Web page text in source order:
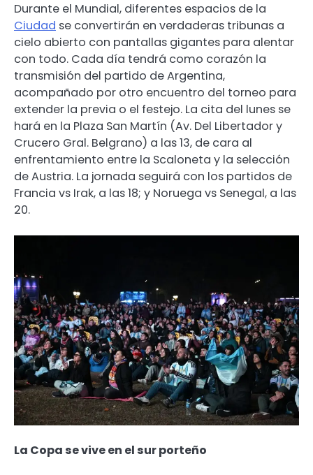
Durante el Mundial, diferentes espacios de la
Ciudad se convertirán en verdaderas tribunas a
cielo abierto con pantallas gigantes para alentar
con todo. Cada día tendrá como corazón la
transmisión del partido de Argentina,
acompañado por otro encuentro del torneo para
extender la previa o el festejo. La cita del lunes se
hará en la Plaza San Martín (Av. Del Libertador y
Crucero Gral. Belgrano) a las 13, de cara al
enfrentamiento entre la Scaloneta y la selección
de Austria. La jornada seguirá con los partidos de
Francia vs Irak, a las 18; y Noruega vs Senegal, a las
20.
La Copa se vive en el sur porteño